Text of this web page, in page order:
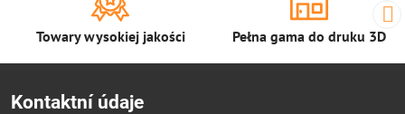
Towary wysokiej jakości Pełna gama do druku 3D
Kontaktní údaje